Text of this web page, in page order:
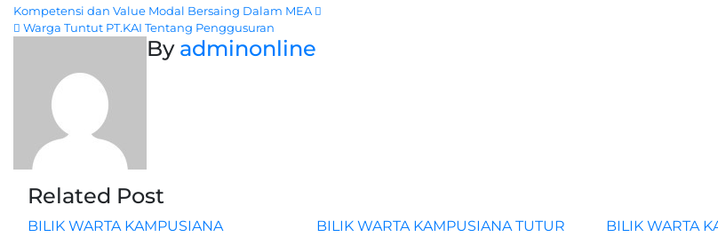
Navigasi
Kompetensi dan Value Modal Bersaing Dalam MEA
Warga Tuntut PT.KAI Tentang Penggusuran
By adminonline
Related Post
BILIK WARTA KAMPUSIANA BILIK WARTA KAMPUSIANATUTUR BILIK WARTA